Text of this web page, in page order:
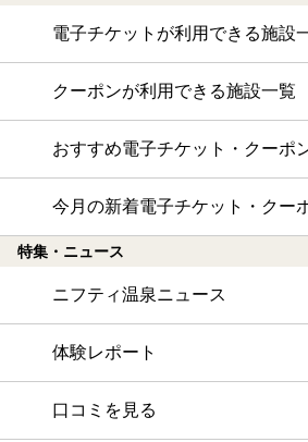
電子チケットが利用できる施設
クーポンが利用できる施設一覧
おすすめ電子チケット・クーポ
今月の新着電子チケット・クー
特集・ニュース
ニフティ温泉ニュース
体験レポート
口コミを見る